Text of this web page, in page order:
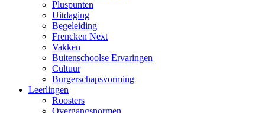
Pluspunten
Uitdaging
Begeleiding
Frencken Next
Vakken
Buitenschoolse Ervaringen
Cultuur
Burgerschapsvorming
Leerlingen
Roosters
Overgangsnormen